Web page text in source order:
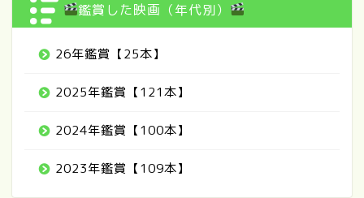
鑑賞した映画（年代別）
26年鑑賞【25本】
2025年鑑賞【121本】
2024年鑑賞【100本】
2023年鑑賞【109本】